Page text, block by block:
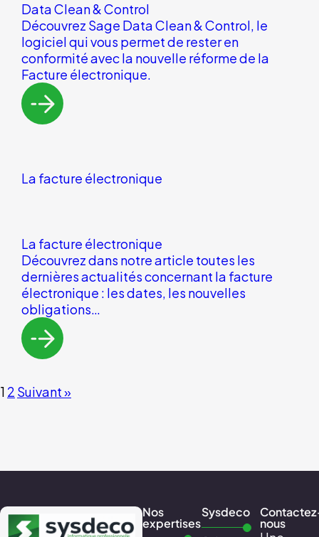
Data Clean & Control
Découvrez Sage Data Clean & Control, le
logiciel qui vous permet de rester en
conformité avec la nouvelle réforme de la
Facture électronique.
La facture électronique
La facture électronique
Découvrez dans notre article toutes les
dernières actualités concernant la facture
électronique : les dates, les nouvelles
obligations…
1 2 Suivant »
Nos
expertises
Sysdeco
nous